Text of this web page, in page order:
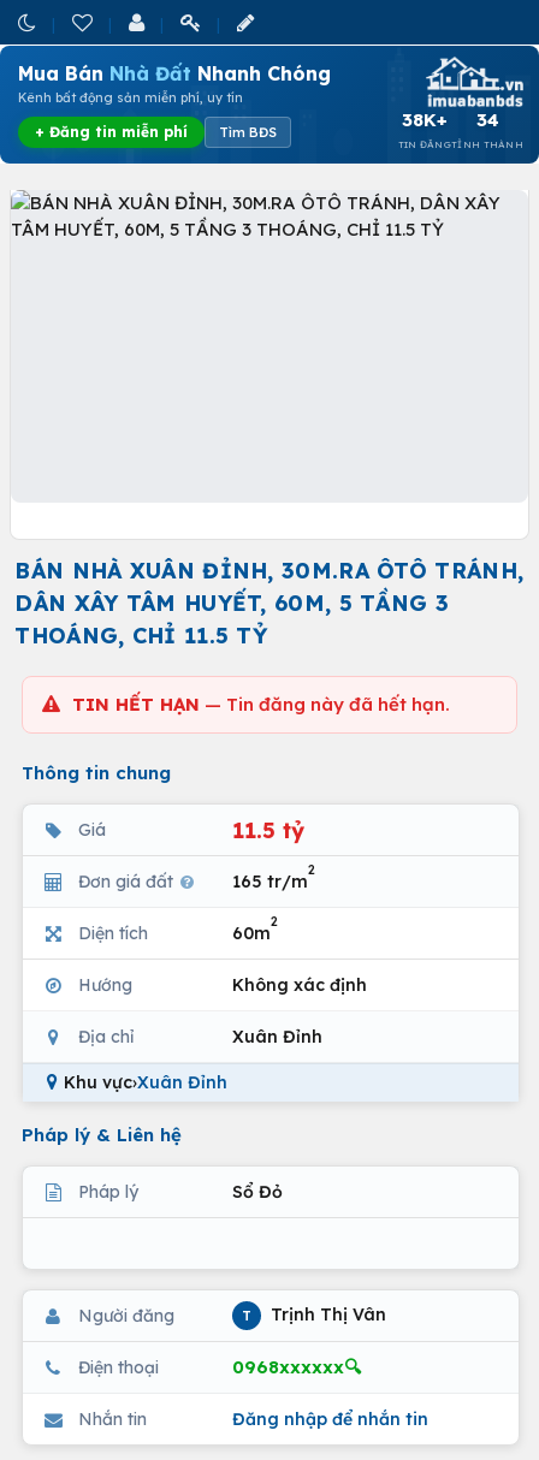
Mua Bán Nhà Đất Nhanh Chóng
Kênh bất động sản miễn phí, uy tín
+ Đăng tin miễn phí Tìm BĐS
38K+
TIN ĐĂNG
34
TỈNH THÀNH
BÁN NHÀ XUÂN ĐỈNH, 30M.RA ÔTÔ TRÁNH,
DÂN XÂY TÂM HUYẾT, 60M, 5 TẦNG 3
THOÁNG, CHỈ 11.5 TỶ
TIN HẾT HẠN — Tin đăng này đã hết hạn.
Thông tin chung
Giá 11.5 tỷ
Đơn giá đất 165 tr/m
2
Diện tích 60m
2
Hướng Không xác định
Địa chỉ Xuân Đỉnh
Khu vực›Xuân Đỉnh
Pháp lý & Liên hệ
Pháp lý Sổ Đỏ
Người đăng T Trịnh Thị Vân
Điện thoại 0968xxxxxx🔍
Nhắn tin Đăng nhập để nhắn tin